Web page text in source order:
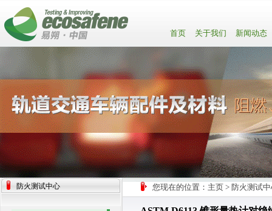
首页 关于我们 新闻动态
您现在的位置： 主页 > 防火测试
防火测试中心